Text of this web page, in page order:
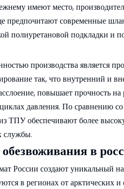
имеют место,
предпочитают современные
полиуретановой подкладки
производства является
так, что внутренний и
повышает прочность
давления. По сравнению
ТПУ обеспечивают более
службы.
в
России создают уникальный
в регионах от арктических